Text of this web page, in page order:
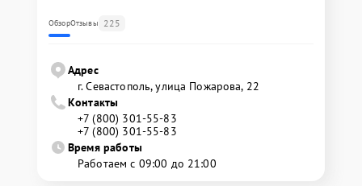
ОбзорОтзывы 225
Адрес
г. Севастополь, улица Пожарова, 22
Контакты
+7 (800) 301-55-83
+7 (800) 301-55-83
Время работы
Работаем с 09:00 до 21:00